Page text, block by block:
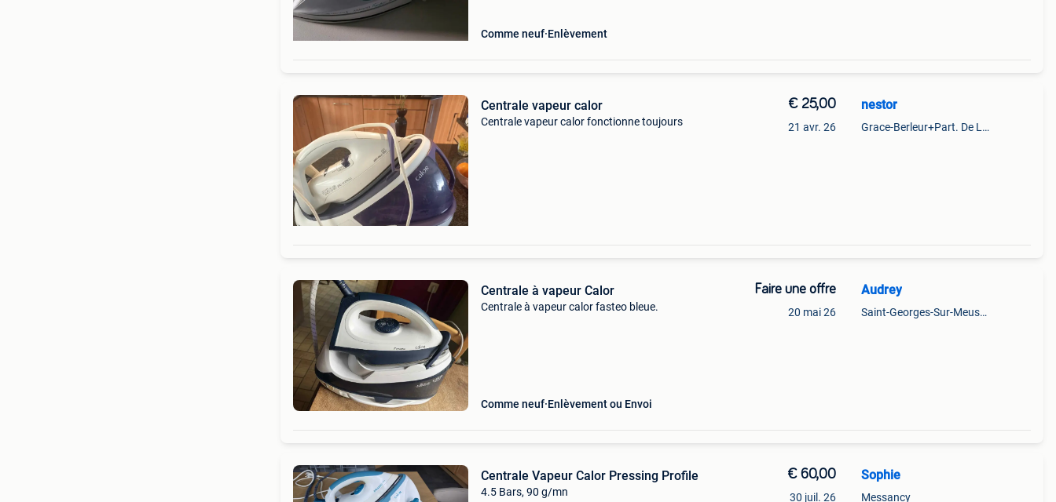
Comme neuf Enlèvement
Centrale vapeur calor
Centrale vapeur calor fonctionne toujours
€ 25,00
21 avr. 26
nestor
Grace-Berleur+Part. De Loncin
Centrale à vapeur Calor
Centrale à vapeur calor fasteo bleue.
Comme neuf Enlèvement ou Envoi
Faire une offre
20 mai 26
Audrey
Saint-Georges-Sur-Meuse+Partie De Hermalle-Sous-Huy
Centrale Vapeur Calor Pressing Profile
4.5 Bars, 90 g/mn
€ 60,00
30 juil. 26
Sophie
Messancy